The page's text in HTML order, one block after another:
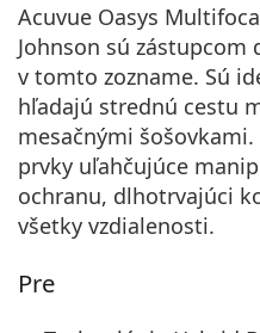
Acuvue Oasys
Johnson sú zástupcom
v tomto zozname. Sú
hľadajú strednú cestu
mesačnými
prvky uľahčujúce
ochranu, dlhotrvajúci
všetky vzdialenosti.
Pre